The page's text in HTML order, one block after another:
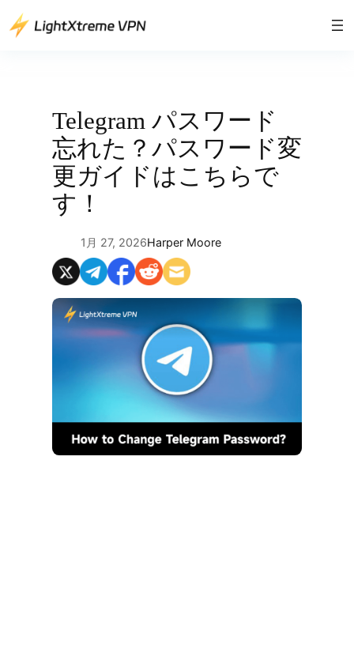
容
Telegram パスワード
忘れた？パスワード変
更ガイドはこちらで
す！
1月 27, 2026Harper Moore